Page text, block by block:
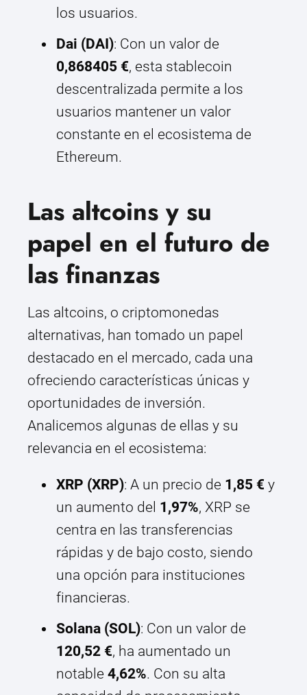
los usuarios.
Dai (DAI): Con un valor de
0,868405 €, esta stablecoin
descentralizada permite a los
usuarios mantener un valor
constante en el ecosistema de
Ethereum.
Las altcoins y su
papel en el futuro de
las finanzas
Las altcoins, o criptomonedas
alternativas, han tomado un papel
destacado en el mercado, cada una
ofreciendo características únicas y
oportunidades de inversión.
Analicemos algunas de ellas y su
relevancia en el ecosistema:
XRP (XRP): A un precio de 1,85 € y
un aumento del 1,97%, XRP se
centra en las transferencias
rápidas y de bajo costo, siendo
una opción para instituciones
financieras.
Solana (SOL): Con un valor de
120,52 €, ha aumentado un
notable 4,62%. Con su alta